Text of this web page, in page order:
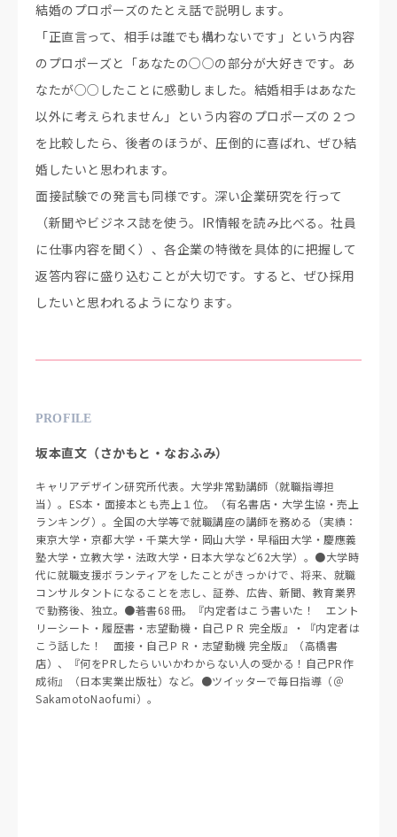
結婚のプロポーズのたとえ話で説明します。
「正直言って、相手は誰でも構わないです」という内容
のプロポーズと「あなたの○○の部分が大好きです。あ
なたが○○したことに感動しました。結婚相手はあなた
以外に考えられません」という内容のプロポーズの２つ
を比較したら、後者のほうが、圧倒的に喜ばれ、ぜひ結
婚したいと思われます。
面接試験での発言も同様です。深い企業研究を行って
（新聞やビジネス誌を使う。IR情報を読み比べる。社員
に仕事内容を聞く）、各企業の特徴を具体的に把握して
返答内容に盛り込むことが大切です。すると、ぜひ採用
したいと思われるようになります。
PROFILE
坂本直文（さかもと・なおふみ）
キャリアデザイン研究所代表。大学非常勤講師（就職指導担
当）。ES本・面接本とも売上１位。（有名書店・大学生協・売上
ランキング）。全国の大学等で就職講座の講師を務める（実績：
東京大学・京都大学・千葉大学・岡山大学・早稲田大学・慶應義
塾大学・立教大学・法政大学・日本大学など62大学）。●大学時
代に就職支援ボランティアをしたことがきっかけで、将来、就職
コンサルタントになることを志し、証券、広告、新聞、教育業界
で勤務後、独立。●著書68冊。『内定者はこう書いた！ エント
リーシート・履歴書・志望動機・自己ＰＲ 完全版』・『内定者は
こう話した！ 面接・自己ＰＲ・志望動機 完全版』（高橋書
店）、『何をPRしたらいいかわからない人の受かる！自己PR作
成術』（日本実業出版社）など。●ツイッターで毎日指導（＠
SakamotoNaofumi）。